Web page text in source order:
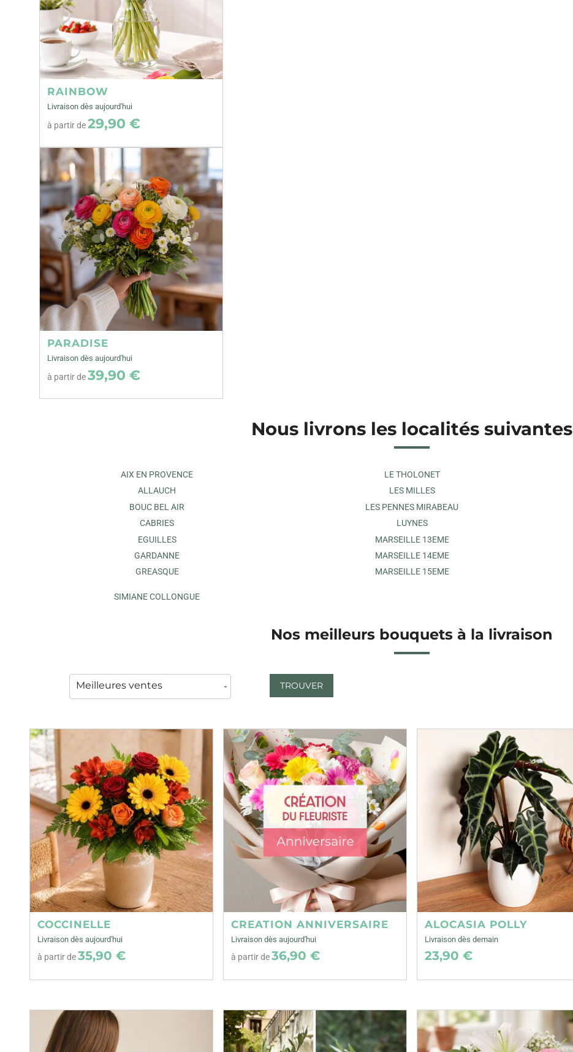
RAINBOW
Livraison dès aujourd'hui
à partir de29,90 €
PARADISE
Livraison dès aujourd'hui
à partir de39,90 €
Nous livrons les localités suivantes
AIX EN PROVENCE
ALLAUCH
BOUC BEL AIR
CABRIES
EGUILLES
GARDANNE
GREASQUE
LE THOLONET
LES MILLES
LES PENNES MIRABEAU
LUYNES
MARSEILLE 13EME
MARSEILLE 14EME
MARSEILLE 15EME
SIMIANE COLLONGUE
Nos meilleurs bouquets à la livraison
TROUVER
COCCINELLE
Livraison dès aujourd'hui
à partir de35,90 €
CREATION ANNIVERSAIRE
Livraison dès aujourd'hui
à partir de36,90 €
ALOCASIA POLLY
Livraison dès demain
23,90 €